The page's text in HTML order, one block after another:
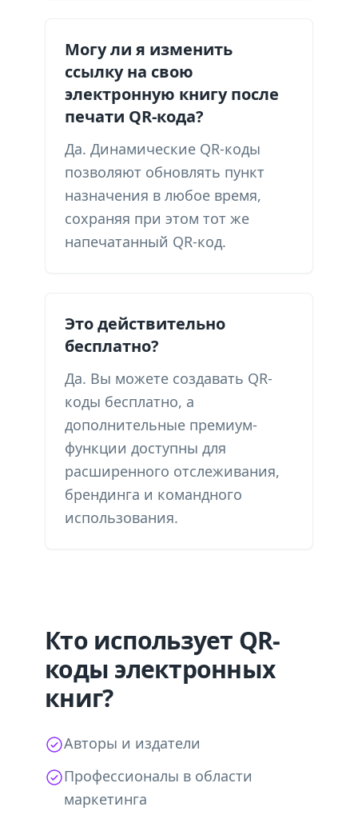
Могу ли я изменить
ссылку на свою
электронную книгу после
печати QR-кода?
Да. Динамические QR-коды
позволяют обновлять пункт
назначения в любое время,
сохраняя при этом тот же
напечатанный QR-код.
Это действительно
бесплатно?
Да. Вы можете создавать QR-
коды бесплатно, а
дополнительные премиум-
функции доступны для
расширенного отслеживания,
брендинга и командного
использования.
Кто использует QR-
коды электронных
книг?
Авторы и издатели
Профессионалы в области
маркетинга